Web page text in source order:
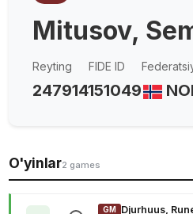
Mitusov,
Reyting
2479
FIDE ID
14151049
O'yinlar2 games
GM Djurhuus,